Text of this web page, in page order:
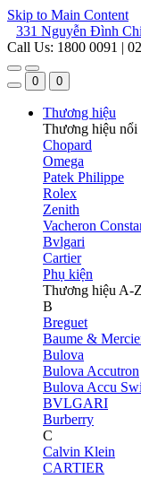
Skip to Main Content
331 Nguyễn Đình
Call Us: 1800 0091 |
0 0
Thương hiệu
Thương hiệu nổi
Chopard
Omega
Patek Philippe
Rolex
Zenith
Vacheron
Bvlgari
Cartier
Phụ kiện
Thương hiệu A-Z
B
Breguet
Baume &
Bulova
Bulova Accutron
Bulova Accu
BVLGARI
Burberry
C
Calvin Klein
CARTIER